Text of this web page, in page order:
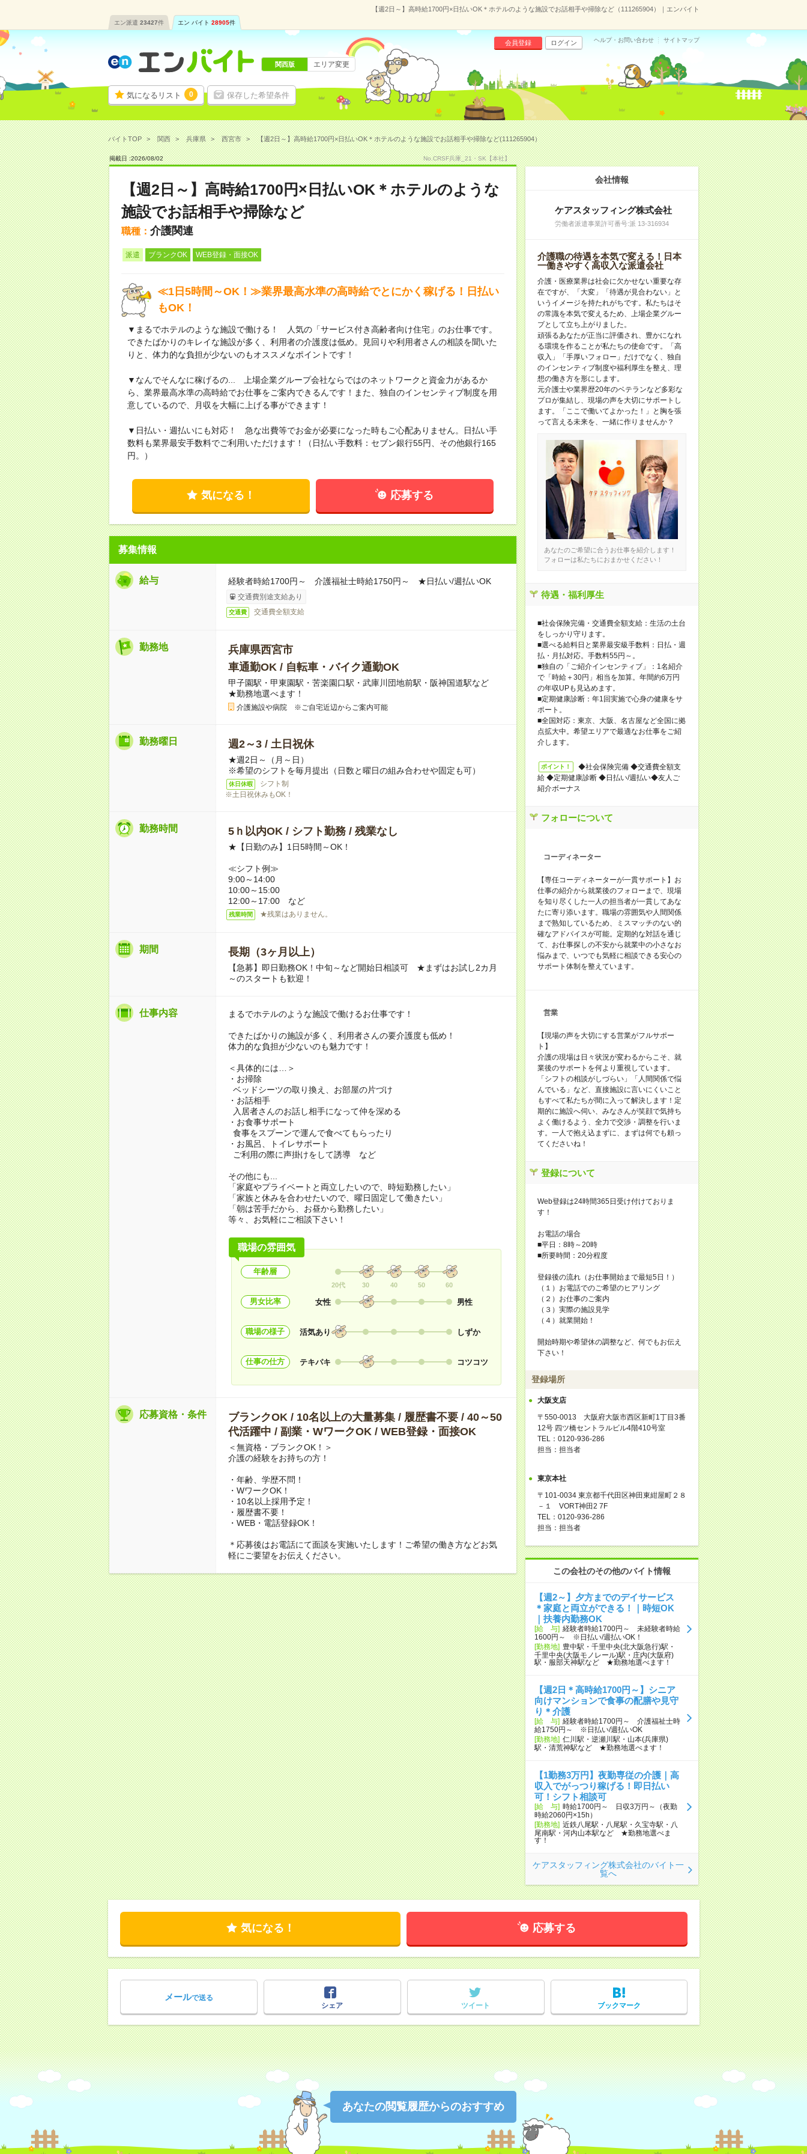
【週2日～】高時給1700円×日払いOK＊ホテルのような施設でお話相手や掃除など（111265904）｜エンバイト
エン派遣 23427件 エン バイト 28905件
気になるリスト 0 保存した希望条件
会員登録 ログイン ヘルプ・お問い合わせ サイトマップ
関西版 エリア変更
バイトTOP 関西 兵庫県 西宮市 【週2日～】高時給1700円×日払いOK＊ホテルのような施設でお話相手や掃除など(111265904）
掲載日 :2026/08/02 No.CRSF兵庫_21・SK【本社】
【週2日～】高時給1700円×日払いOK＊ホテルのような
施設でお話相手や掃除など
職種： 介護関連
派遣 ブランクOK WEB登録・面接OK
≪1日5時間～OK！≫業界最高水準の高時給でとにかく稼げる！日払い
もOK！
▼まるでホテルのような施設で働ける！ 人気の「サービス付き高齢者向け住宅」のお仕事です。
できたばかりのキレイな施設が多く、利用者の介護度は低め。見回りや利用者さんの相談を聞いた
りと、体力的な負担が少ないのもオススメなポイントです！
▼なんでそんなに稼げるの... 上場企業グループ会社ならではのネットワークと資金力があるか
ら、業界最高水準の高時給でお仕事をご案内できるんです！また、独自のインセンティブ制度を用
意しているので、月収を大幅に上げる事ができます！
▼日払い・週払いにも対応！ 急な出費等でお金が必要になった時もご心配ありません。日払い手
数料も業界最安手数料でご利用いただけます！（日払い手数料：セブン銀行55円、その他銀行165
円。）
気になる！ 応募する
募集情報
給与 経験者時給1700円～ 介護福祉士時給1750円～ ★日払い/週払いOK
交通費別途支給あり
交通費 交通費全額支給
勤務地
兵庫県西宮市
車通勤OK / 自転車・バイク通勤OK
甲子園駅・甲東園駅・苦楽園口駅・武庫川団地前駅・阪神国道駅など
★勤務地選べます！
介護施設や病院 ※ご自宅近辺からご案内可能
勤務曜日 週2～3 / 土日祝休
★週2日～（月～日）
※希望のシフトを毎月提出（日数と曜日の組み合わせや固定も可）
休日休暇
シフト制
※土日祝休みもOK！
勤務時間 5ｈ以内OK / シフト勤務 / 残業なし
★【日勤のみ】1日5時間～OK！
≪シフト例≫
9:00～14:00
10:00～15:00
12:00～17:00 など
残業時間 ★残業はありません。
期間 長期（3ヶ月以上）
【急募】即日勤務OK！中旬～など開始日相談可 ★まずはお試し2カ月
～のスタートも歓迎！
仕事内容 まるでホテルのような施設で働けるお仕事です！
できたばかりの施設が多く、利用者さんの要介護度も低め！
体力的な負担が少ないのも魅力です！
＜具体的には…＞
・お掃除
ベッドシーツの取り換え、お部屋の片づけ
・お話相手
入居者さんのお話し相手になって仲を深める
・お食事サポート
食事をスプーンで運んで食べてもらったり
・お風呂、トイレサポート
ご利用の際に声掛けをして誘導 など
その他にも...
「家庭やプライベートと両立したいので、時短勤務したい」
「家族と休みを合わせたいので、曜日固定して働きたい」
「朝は苦手だから、お昼から勤務したい」
等々、お気軽にご相談下さい！
職場の雰囲気
年齢層
20代 30 40 50 60
男女比率 女性 男性
職場の様子 活気あり しずか
仕事の仕方 テキパキ コツコツ
応募資格・条件
ブランクOK / 10名以上の大量募集 / 履歴書不要 / 40～50
代活躍中 / 副業・WワークOK / WEB登録・面接OK
＜無資格・ブランクOK！＞
介護の経験をお持ちの方！
・年齢、学歴不問！
・WワークOK！
・10名以上採用予定！
・履歴書不要！
・WEB・電話登録OK！
＊応募後はお電話にて面談を実施いたします！ご希望の働き方などお気
軽にご要望をお伝えください。
会社情報
ケアスタッフィング株式会社
労働者派遣事業許可番号:派 13-316934
介護職の待遇を本気で変える！日本
一働きやすく高収入な派遣会社
介護・医療業界は社会に欠かせない重要な存
在ですが、「大変」「待遇が見合わない」と
いうイメージを持たれがちです。私たちはそ
の常識を本気で変えるため、上場企業グルー
プとして立ち上がりました。
頑張るあなたが正当に評価され、豊かになれ
る環境を作ることが私たちの使命です。「高
収入」「手厚いフォロー」だけでなく、独自
のインセンティブ制度や福利厚生を整え、理
想の働き方を形にします。
元介護士や業界歴20年のベテランなど多彩な
プロが集結し、現場の声を大切にサポートし
ます。「ここで働いてよかった！」と胸を張
って言える未来を、一緒に作りませんか？
あなたのご希望に合うお仕事を紹介します！
フォローは私たちにおまかせください！
待遇・福利厚生
■社会保険完備・交通費全額支給：生活の土台
をしっかり守ります。
■選べる給料日と業界最安級手数料：日払・週
払・月払対応。手数料55円～。
■独自の「ご紹介インセンティブ」：1名紹介
で「時給＋30円」相当を加算。年間約6万円
の年収UPも見込めます。
■定期健康診断：年1回実施で心身の健康をサ
ポート。
■全国対応：東京、大阪、名古屋など全国に拠
点拡大中。希望エリアで最適なお仕事をご紹
介します。
ポイント！
◆社会保険完備 ◆交通費全額支
給 ◆定期健康診断 ◆日払い/週払い◆友人ご
紹介ボーナス
フォローについて
コーディネーター
【専任コーディネーターが一貫サポート】お
仕事の紹介から就業後のフォローまで、現場
を知り尽くした一人の担当者が一貫してあな
たに寄り添います。職場の雰囲気や人間関係
まで熟知しているため、ミスマッチのない的
確なアドバイスが可能。定期的な対話を通じ
て、お仕事探しの不安から就業中の小さなお
悩みまで、いつでも気軽に相談できる安心の
サポート体制を整えています。
営業
【現場の声を大切にする営業がフルサポー
ト】
介護の現場は日々状況が変わるからこそ、就
業後のサポートを何より重視しています。
「シフトの相談がしづらい」「人間関係で悩
んでいる」など、直接施設に言いにくいこと
もすべて私たちが間に入って解決します！定
期的に施設へ伺い、みなさんが笑顔で気持ち
よく働けるよう、全力で交渉・調整を行いま
す。一人で抱え込まずに、まずは何でも頼っ
てくださいね！
登録について
Web登録は24時間365日受け付けておりま
す！
お電話の場合
■平日：8時～20時
■所要時間：20分程度
登録後の流れ（お仕事開始まで最短5日！）
（１）お電話でのご希望のヒアリング
（２）お仕事のご案内
（３）実際の施設見学
（４）就業開始！
開始時期や希望休の調整など、何でもお伝え
下さい！
登録場所
大阪支店
〒550-0013 大阪府大阪市西区新町1丁目3番
12号 四ツ橋セントラルビル4階410号室
TEL：0120-936-286
担当：担当者
東京本社
〒101-0034 東京都千代田区神田東紺屋町２８
－１ VORT神田2 7F
TEL：0120-936-286
担当：担当者
この会社のその他のバイト情報
【週2～】夕方までのデイサービス
＊家庭と両立ができる！｜時短OK
｜扶養内勤務OK
[給 与] 経験者時給1700円～ 未経験者時給
1600円～ ※日払い/週払いOK！
[勤務地] 豊中駅・千里中央(北大阪急行)駅・
千里中央(大阪モノレール)駅・庄内(大阪府)
駅・服部天神駅など ★勤務地選べます！
【週2日＊高時給1700円～】シニア
向けマンションで食事の配膳や見守
り＊介護
[給 与] 経験者時給1700円～ 介護福祉士時
給1750円～ ※日払い/週払いOK
[勤務地] 仁川駅・逆瀬川駅・山本(兵庫県)
駅・清荒神駅など ★勤務地選べます！
【1勤務3万円】夜勤専従の介護｜高
収入でがっつり稼げる！即日払い
可！シフト相談可
[給 与] 時給1700円～ 日収3万円～（夜勤
時給2060円×15h）
[勤務地] 近鉄八尾駅・八尾駅・久宝寺駅・八
尾南駅・河内山本駅など ★勤務地選べま
す！
ケアスタッフィング株式会社のバイト一
覧へ
気になる！ 応募する
メールで送る
シェア
ツイート ブックマーク
あなたの閲覧履歴からのおすすめ